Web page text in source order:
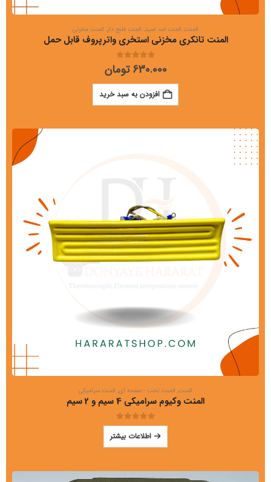
المنت, المنت ضد اسید, المنت فلنج دار, المنت مخزنی
المنت تانکری مخزنی استخری واترپروف قابل حمل
630.000 تومان
افزودن به سبد خرید
المنت, المنت تخت - صفحه ای, المنت سرامیکی
المنت وکیوم سرامیکی 4 سیم و 2 سیم
0
out of 5
اطلاعات بیشتر